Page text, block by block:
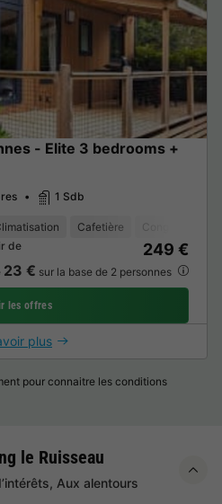
- Elite 3 bedrooms +
1 Sdb
Cafetière
Congélateur
de
249 €
23 € sur la base de 2 personnes
les offres
plus
pour connaitre les conditions
le Ruisseau
Aux alentours